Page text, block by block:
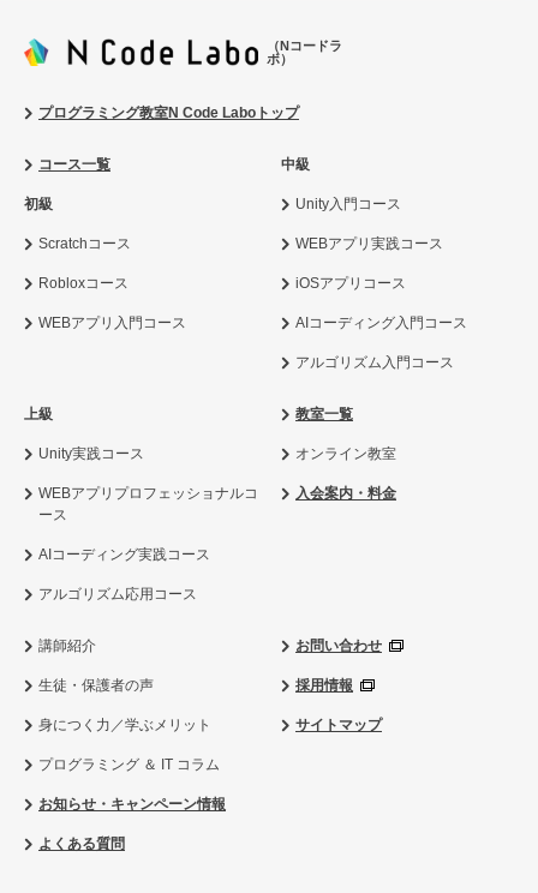
（Nコードラ
ボ）
プログラミング教室N Code Laboトップ
コース一覧
初級
Scratchコース
Robloxコース
WEBアプリ入門コース
中級
Unity入門コース
WEBアプリ実践コース
iOSアプリコース
AIコーディング入門コース
アルゴリズム入門コース
上級
Unity実践コース
WEBアプリプロフェッショナルコ
ース
AIコーディング実践コース
アルゴリズム応用コース
教室一覧
オンライン教室
入会案内・料金
講師紹介
生徒・保護者の声
身につく力／学ぶメリット
プログラミング ＆ IT コラム
お知らせ・キャンペーン情報
よくある質問
お問い合わせ
採用情報
サイトマップ